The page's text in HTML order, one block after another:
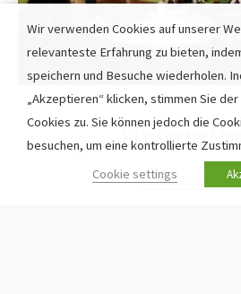
Klassische
DETAILS
Wir verwenden Cookies auf unserer
relevanteste Erfahrung zu bieten,
speichern und Besuche wiederholen.
„Akzeptieren“ klicken, stimmen Sie
Cookies zu. Sie können jedoch die
besuchen, um eine kontrollierte
Cookie settings